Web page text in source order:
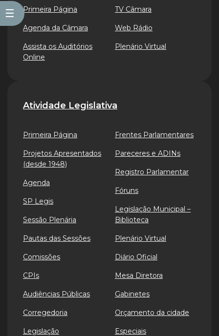
☰ Primeira Página
Agenda da Câmara
Assista os Auditórios
Online
TV Câmara
Web Rádio
Plenário Virtual
Atividade Legislativa
Primeira Página
Projetos Apresentados
(desde 1948)
Agenda
SP Legis
Sessão Plenária
Pautas das Sessões
Comissões
CPIs
Audiências Públicas
Corregedoria
Legislação
Frentes Parlamentares
Pareceres e ADINs
Registro Parlamentar
Fóruns
Legislação Municipal –
Biblioteca
Plenário Virtual
Diário Oficial
Mesa Diretora
Gabinetes
Orçamento da cidade
Especiais